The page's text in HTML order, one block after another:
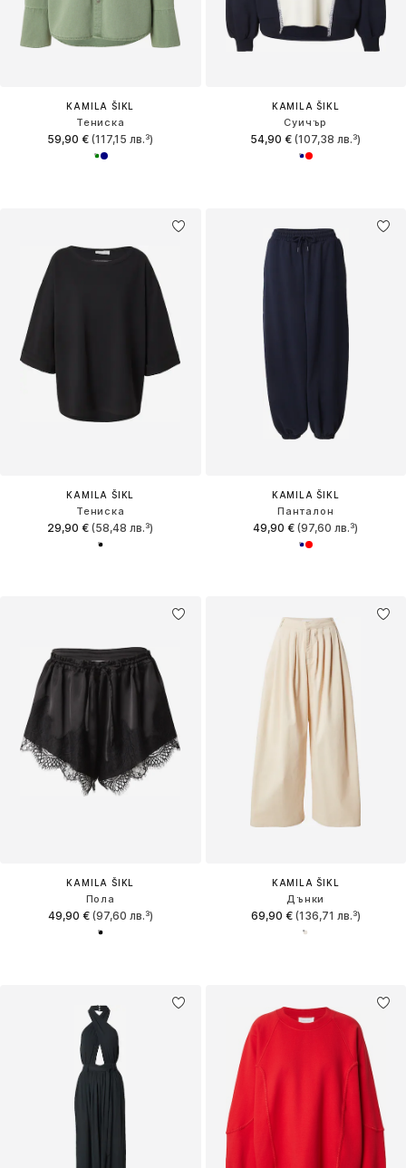
KAMILA ŠIKL
Тениска
59,90 € (117,15 лв.³)
KAMILA ŠIKL
Суичър
54,90 € (107,38 лв.³)
KAMILA ŠIKL
Тениска
29,90 € (58,48 лв.³)
KAMILA ŠIKL
Панталон
49,90 € (97,60 лв.³)
KAMILA ŠIKL
Пола
49,90 €(97,60 лв.³)
KAMILA ŠIKL
Дънки
69,90 €(136,71 лв.³)